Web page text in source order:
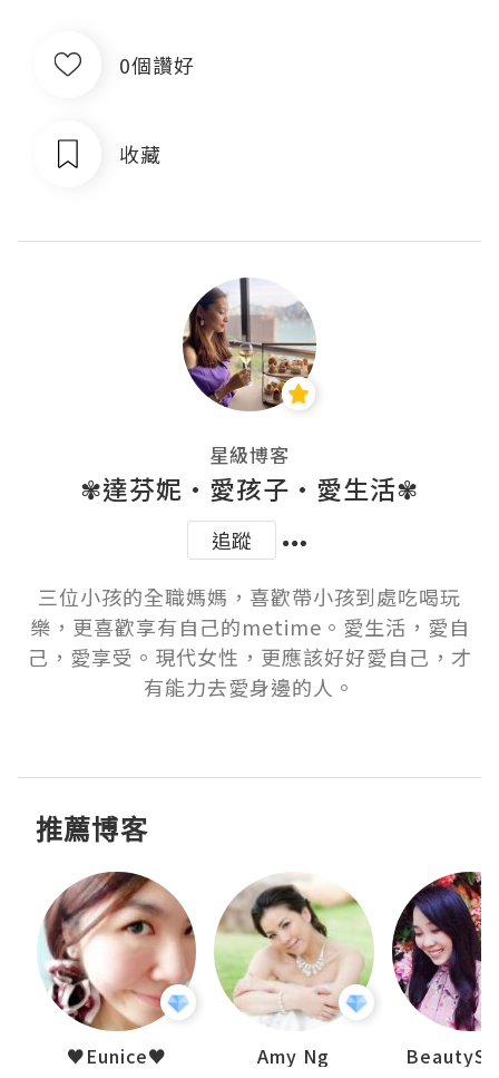
0個讚好
收藏
星級博客
✾達芬妮•愛孩子•愛生活✾
追蹤
三位小孩的全職媽媽，喜歡帶小孩到處吃喝玩
樂，更喜歡享有自己的metime。愛生活，愛自
己，愛享受。現代女性，更應該好好愛自己，才
有能力去愛身邊的人。
推薦博客
♥Eunice♥ Amy Ng